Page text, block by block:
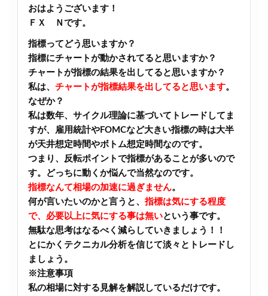
おはようございます！
ＦＸ Ｎです。
指標ってどう思いますか？
指標にチャートが動かされてると思いますか？
チャートが指標の結果を出してると思いますか？
私は、 チャートが指標結果を出してると思います。
なぜか？
私は数年、サイクル理論に基づいてトレードしてま
すが、雇用統計やFOMCなど大きい指標の時は大半
が天井想定時間やボトム想定時間なのです。
つまり、反転ポイントで指標があることが多いので
す。どっちに動くか悩んで当然なのです。
指標なんて相場の加速に過ぎません。
何が言いたいのかと言うと、 指標は気にする程度
で、必要以上に気にする事は無いという事です。
無駄な思考はなるべく減らしていきましょう！！
とにかくテクニカル分析を信じて淡々とトレードし
ましょう。
※注意事項
私の相場に対する見解を解説しているだけです。